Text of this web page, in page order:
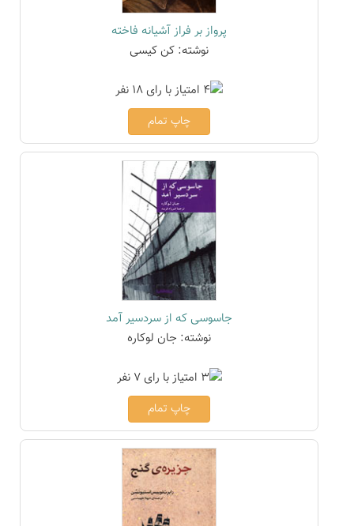
پرواز بر فراز آشیانه فاخته
نوشته: کن کیسی
چاپ تمام
جاسوسی که از سردسیر آمد
نوشته: جان لوکاره
چاپ تمام